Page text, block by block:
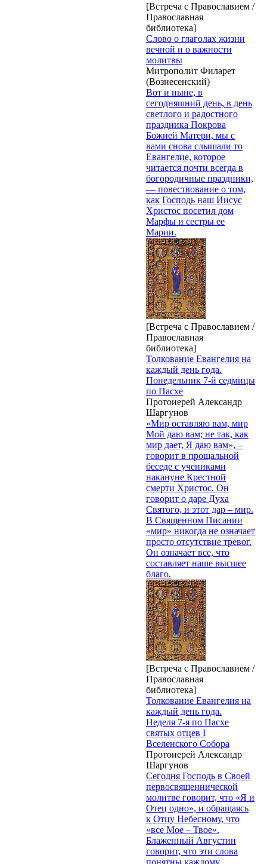
[Встреча с Православием /
Православная
библиотека]
Слово о глаголах жизни
вечной и о важности
молитвы
Митрополит Филарет
(Вознесенский)
Вот и ныне, в
сегодняшний день, в день
светлого и радостного
праздника Покрова
Божией Матери, мы с
вами снова слышали то
Евангелие, которое
читается почти всегда в
богородичные праздники,
— повествование о том,
как Господь наш Иисус
Христос посетил дом
Марфы и сестры ее
Марии.
[Встреча с Православием /
Православная
библиотека]
Толкование Евангелия на
каждый день года.
Понедельник 7-й седмицы
по Пасхе
Протоиерей Александр
Шаргунов
«Мир оставляю вам, мир
Мой даю вам; не так, как
мир дает, Я даю вам», –
говорит в прощальной
беседе с учениками
накануне Крестной
смерти Христос. Он
говорит о даре Духа
Святого, и этот дар – мир.
В Священном Писании
«мир» никогда не означает
просто отсутствие тревог.
Он означает все, что
составляет наше высшее
благо.
[Встреча с Православием /
Православная
библиотека]
Толкование Евангелия на
каждый день года.
Неделя 7-я по Пасхе
святых отцев I
Вселенского Собора
Протоиерей Александр
Шаргунов
Сегодня Господь в Своей
первосвященнической
молитве говорит, что «Я и
Отец одно», и обращаясь
к Отцу Небесному, что
«все Мое – Твое».
Блаженный Августин
говорит, что эти слова
понятны каждому